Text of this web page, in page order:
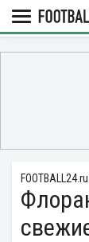
FOOTBALL24.ru